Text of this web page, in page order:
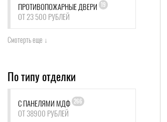
ПРОТИВОПОЖАРНЫЕ ДВЕРИ 19
ОТ 23 500 РУБЛЕЙ
Смотерть еще ↓
По типу отделки
С ПАНЕЛЯМИ МДФ 266
ОТ 38900 РУБЛЕЙ